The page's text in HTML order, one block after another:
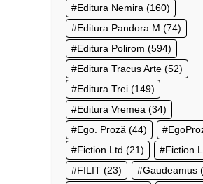
Editura Nemira (160)
Editura Pandora M (74)
Editura Polirom (594)
Editura Tracus Arte (52)
Editura Trei (149)
Editura Vremea (34)
Ego. Proză (44)
Fiction Ltd (21) Fiction
FILIT (23) Gaudeamus